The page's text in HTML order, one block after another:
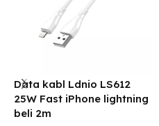
Data kabl Ldnio LS612
25W Fast iPhone lightning
beli 2m